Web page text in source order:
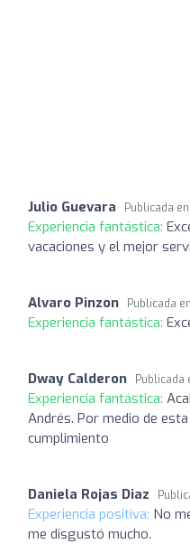
Julio Guevara Publicada en
Experiencia fantástica:
vacaciones y el mejor
Alvaro Pinzon Publicada en
Experiencia fantástica:
Dway Calderon Publicada
Experiencia fantástica:
Andrés. Por medio de
cumplimiento
Daniela Rojas Diaz
Experiencia positiva: No
me disgustó mucho.